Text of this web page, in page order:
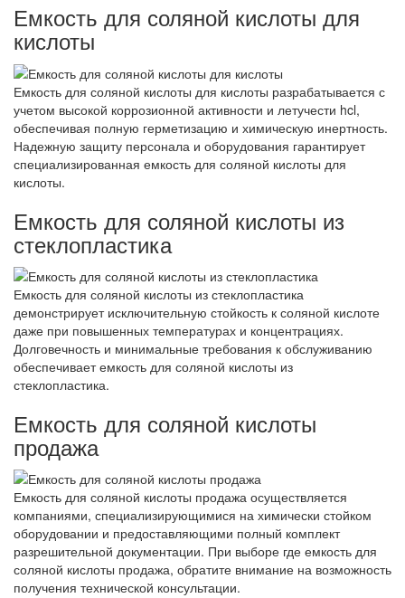
Емкость для соляной кислоты для
кислоты
Емкость для соляной кислоты для кислоты разрабатывается с
учетом высокой коррозионной активности и летучести hcl,
обеспечивая полную герметизацию и химическую инертность.
Надежную защиту персонала и оборудования гарантирует
специализированная емкость для соляной кислоты для
кислоты.
Емкость для соляной кислоты из
стеклопластика
Емкость для соляной кислоты из стеклопластика
демонстрирует исключительную стойкость к соляной кислоте
даже при повышенных температурах и концентрациях.
Долговечность и минимальные требования к обслуживанию
обеспечивает емкость для соляной кислоты из
стеклопластика.
Емкость для соляной кислоты
продажа
Емкость для соляной кислоты продажа осуществляется
компаниями, специализирующимися на химически стойком
оборудовании и предоставляющими полный комплект
разрешительной документации. При выборе где емкость для
соляной кислоты продажа, обратите внимание на возможность
получения технической консультации.